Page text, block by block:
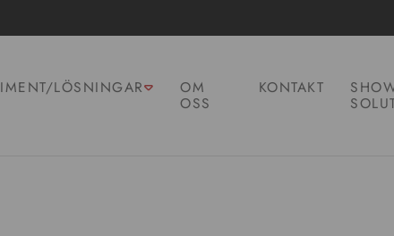
LÖSNINGAR OM
OSS
KONTAKT